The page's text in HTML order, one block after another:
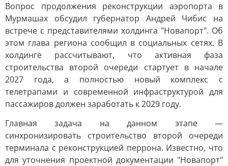
Вопрос продолжения реконструкции аэропорта в
Мурмашах обсудил губернатор Андрей Чибис на
встрече с представителями холдинга "Новапорт". Об
этом глава региона сообщил в социальных сетях. В
холдинге рассчитывают, что активная фаза
строительства второй очереди стартует в начале
2027 года, а полностью новый комплекс с
телетрапами и современной инфраструктурой для
пассажиров должен заработать к 2029 году.
Главная задача на данном этапе —
синхронизировать строительство второй очереди
терминала с реконструкцией перрона. Известно, что
для уточнения проектной документации "Новапорт"